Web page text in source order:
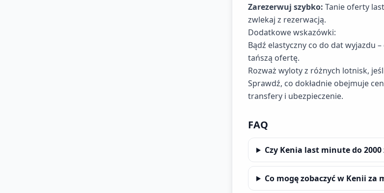
Zarezerwuj szybko: Tanie oferty
zwlekaj z rezerwacją.
Dodatkowe wskazówki:
Bądź elastyczny co do dat wyjazdu
tańszą ofertę.
Rozważ wyloty z różnych lotnisk,
Sprawdź, co dokładnie obejmuje
transfery i ubezpieczenie.
FAQ
Czy Kenia last minute do
Co mogę zobaczyć w Kenii za